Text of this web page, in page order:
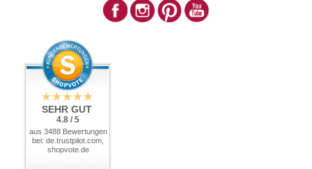
SEHR GUT
4.8 / 5
aus 3488 Bewertungen
bei: de.trustpilot.com,
shopvote.de